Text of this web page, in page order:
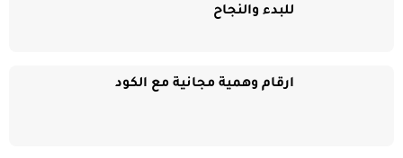
للبدء والنجاح
ارقام وهمية مجانية مع الكود